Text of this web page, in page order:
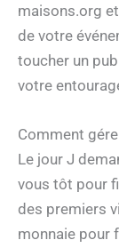
maisons.org
de votre
toucher un
votre
Comment
Le jour J
vous tôt pour
des premiers
monnaie pour